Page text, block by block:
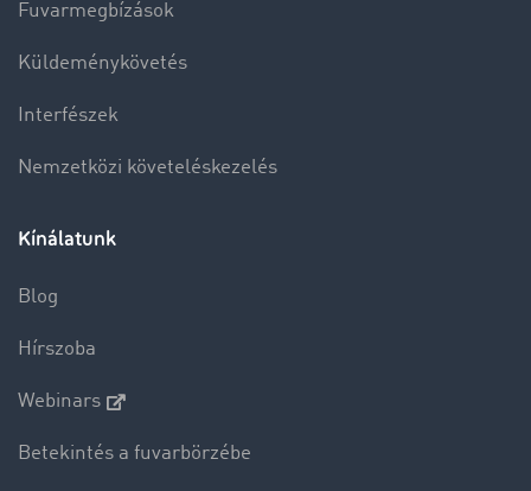
Fuvarmegbízások
Küldeménykövetés
Interfészek
Nemzetközi követeléskezelés
Kínálatunk
Blog
Hírszoba
Webinars
Betekintés a fuvarbörzébe